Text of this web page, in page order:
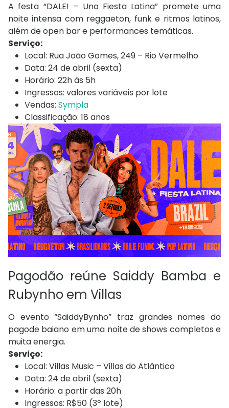
A festa “DALE! – Una Fiesta Latina” promete uma
noite intensa com reggaeton, funk e ritmos latinos,
além de open bar e performances temáticas.
Serviço:
Local: Rua João Gomes, 249 – Rio Vermelho
Data: 24 de abril (sexta)
Horário: 22h às 5h
Ingressos: valores variáveis por lote
Vendas: Sympla
Classificação: 18 anos
Pagodão reúne Saiddy Bamba e
Rubynho em Villas
O evento “SaiddyBynho” traz grandes nomes do
pagode baiano em uma noite de shows completos e
muita energia.
Serviço:
Local: Villas Music – Villas do Atlântico
Data: 24 de abril (sexta)
Horário: a partir das 20h
Ingressos: R$50 (3º lote)